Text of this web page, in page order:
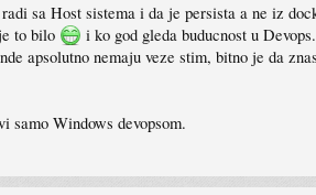
sa Host sistema i da je persista a ne iz
to bilo
i ko god gleda buducnost u
apsolutno nemaju veze stim, bitno je da
samo Windows devopsom.